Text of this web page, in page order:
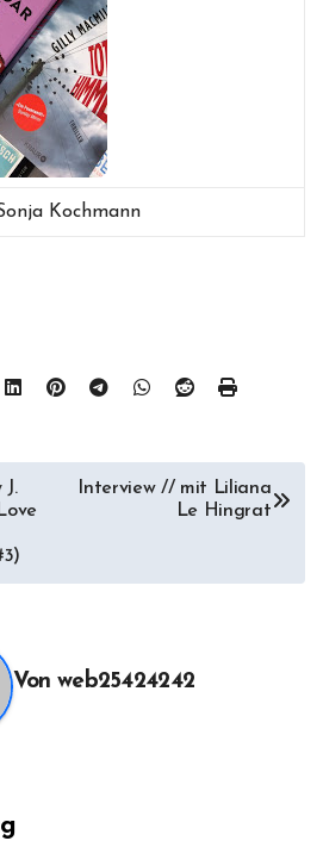
Kochmann
J.
Interview // mit Liliana
Le Hingrat
Von web25424242